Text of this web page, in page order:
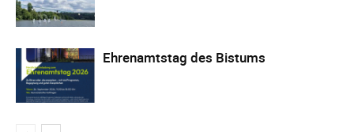
Ehrenamtstag des Bistums